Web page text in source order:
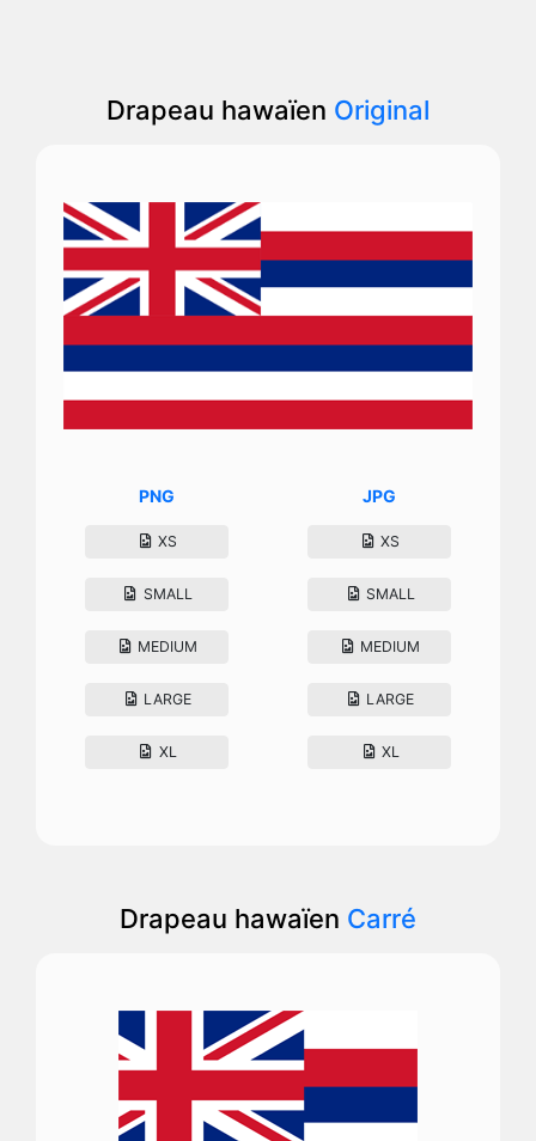
Drapeau hawaïen Original
PNG
XS
SMALL
MEDIUM
LARGE
XL
JPG
XS
SMALL
MEDIUM
LARGE
XL
Drapeau hawaïen Carré